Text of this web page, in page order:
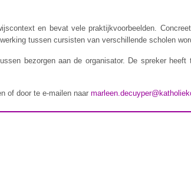
en bevat vele praktijkvoorbeelden.
tussen cursisten van verschillende scholen
bezorgen aan de organisator. De spreker heeft
of door te e-mailen naar